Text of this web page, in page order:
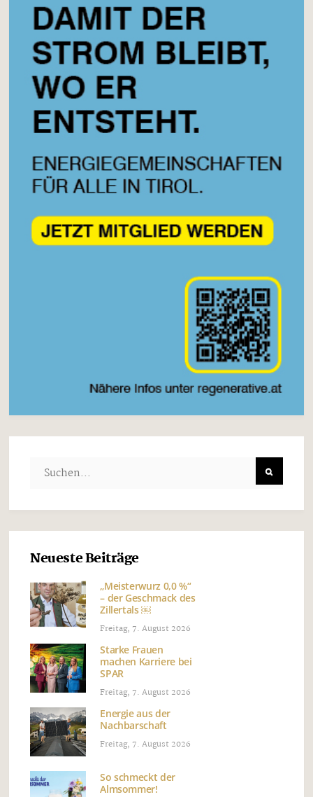
Neueste Beiträge
„Meisterwurz 0,0 %“
– der Geschmack des
Zillertals ￼
Freitag, 7. August 2026
Starke Frauen
machen Karriere bei
SPAR
Freitag, 7. August 2026
Energie aus der
Nachbarschaft
Freitag, 7. August 2026
So schmeckt der
Almsommer!